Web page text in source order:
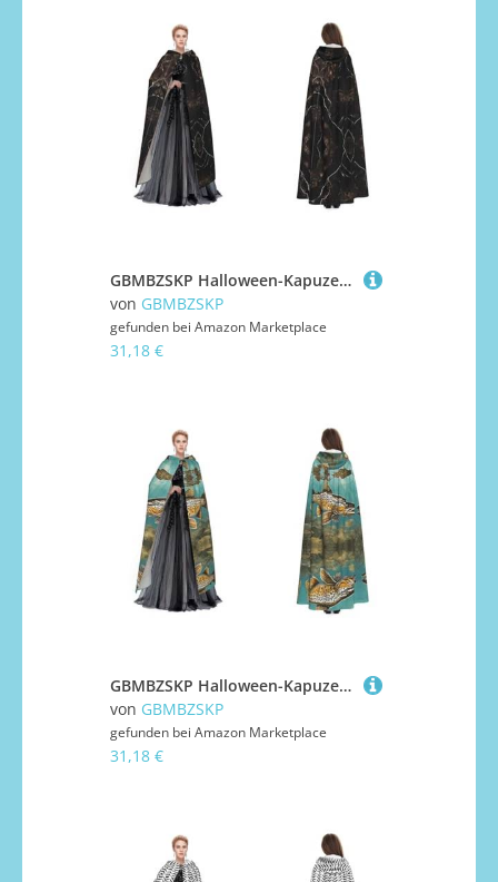
GBMBZSKP Halloween-Kapuzenumhang, Maskerade, Party, Cosplay, Ostern, Unisex, mit Kapuze, Vampir-Hexen-Umhang für Erwachsene
von GBMBZSKP
gefunden bei Amazon Marketplace
31,18 €
GBMBZSKP Halloween-Kapuzenumhang, Maskerade, Party, Cosplay, Ostern, Unisex, Vampir-Hexen-Umhang für Erwachsene
von GBMBZSKP
gefunden bei Amazon Marketplace
31,18 €